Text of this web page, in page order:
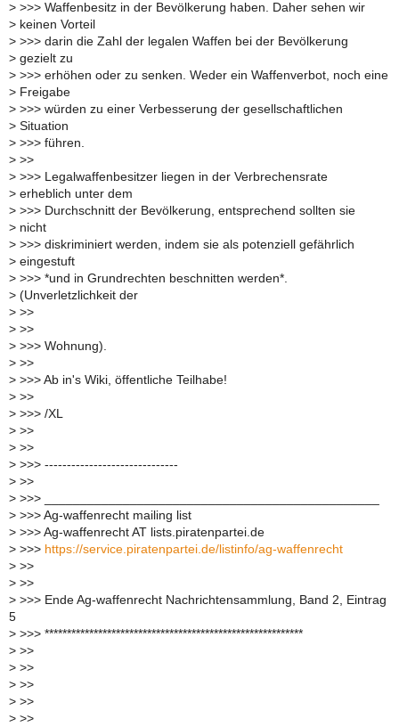
> >>> Waffenbesitz in der Bevölkerung haben. Daher sehen wir
> keinen Vorteil
> >>> darin die Zahl der legalen Waffen bei der Bevölkerung
> gezielt zu
> >>> erhöhen oder zu senken. Weder ein Waffenverbot, noch eine
> Freigabe
> >>> würden zu einer Verbesserung der gesellschaftlichen
> Situation
> >>> führen.
> >>
> >>> Legalwaffenbesitzer liegen in der Verbrechensrate
> erheblich unter dem
> >>> Durchschnitt der Bevölkerung, entsprechend sollten sie
> nicht
> >>> diskriminiert werden, indem sie als potenziell gefährlich
> eingestuft
> >>> *und in Grundrechten beschnitten werden*.
> (Unverletzlichkeit der
> >>
> >>
> >>> Wohnung).
> >>
> >>> Ab in's Wiki, öffentliche Teilhabe!
> >>
> >>> /XL
> >>
> >>
> >>> ------------------------------
> >>
> >>> _______________________________________________
> >>> Ag-waffenrecht mailing list
> >>> Ag-waffenrecht AT lists.piratenpartei.de
> >>> https://service.piratenpartei.de/listinfo/ag-waffenrecht
> >>
> >>
> >>> Ende Ag-waffenrecht Nachrichtensammlung, Band 2, Eintrag
5
> >>> **********************************************************
> >>
> >>
> >>
> >>
> >>